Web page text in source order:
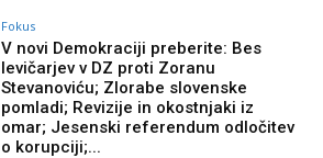
Fokus
V novi Demokraciji preberite: Bes
levičarjev v DZ proti Zoranu
Stevanoviću; Zlorabe slovenske
pomladi; Revizije in okostnjaki iz
omar; Jesenski referendum odločitev
o korupciji;...